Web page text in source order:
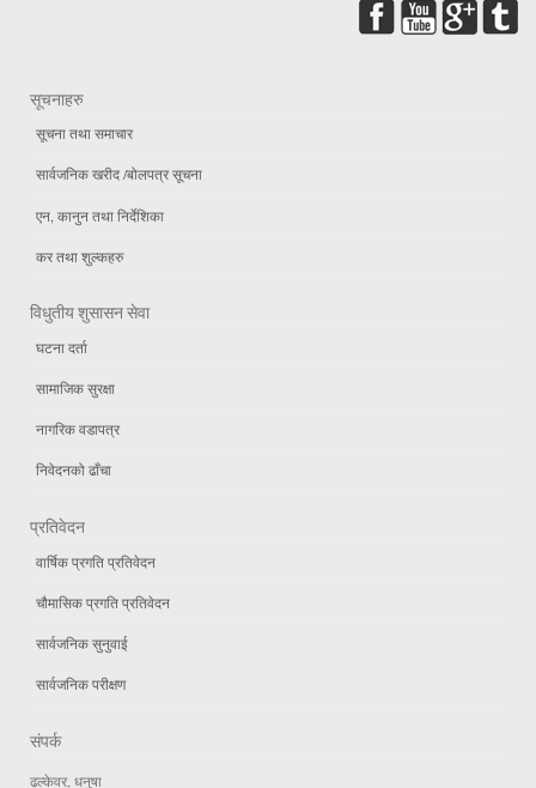
सूचनाहरु
सूचना तथा समाचार
सार्वजनिक खरीद /बोलपत्र सूचना
एन, कानुन तथा निर्देशिका
कर तथा शुल्कहरु
विधुतीय शुसासन सेवा
घटना दर्ता
सामाजिक सुरक्षा
नागरिक वडापत्र
निवेदनको ढाँचा
प्रतिवेदन
वार्षिक प्रगति प्रतिवेदन
चौमासिक प्रगति प्रतिवेदन
सार्वजनिक सुनुवाई
सार्वजनिक परीक्षण
संपर्क
ढल्केवर, धनुषा